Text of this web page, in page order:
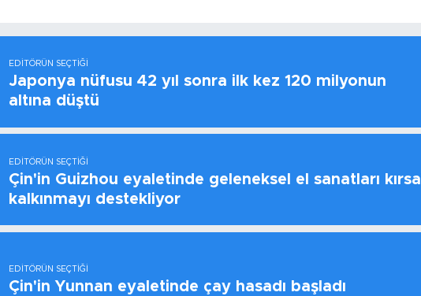
EDITÖRÜN SEÇTIĞI
Japonya nüfusu 42 yıl sonra ilk kez 120 milyonun
altına düştü
EDITÖRÜN SEÇTIĞI
Çin'in Guizhou eyaletinde geleneksel el sanatları kırsal
kalkınmayı destekliyor
EDITÖRÜN SEÇTIĞI
Çin'in Yunnan eyaletinde çay hasadı başladı